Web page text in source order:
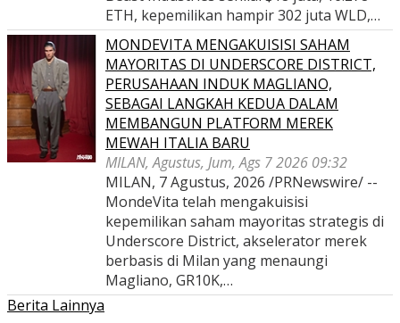
ETH, kepemilikan hampir 302 juta WLD,…
MONDEVITA MENGAKUISISI SAHAM
MAYORITAS DI UNDERSCORE DISTRICT,
PERUSAHAAN INDUK MAGLIANO,
SEBAGAI LANGKAH KEDUA DALAM
MEMBANGUN PLATFORM MEREK
MEWAH ITALIA BARU
MILAN, Agustus, Jum, Ags 7 2026 09:32
MILAN, 7 Agustus, 2026 /PRNewswire/ --
MondeVita telah mengakuisisi
kepemilikan saham mayoritas strategis di
Underscore District, akselerator merek
berbasis di Milan yang menaungi
Magliano, GR10K,…
Berita Lainnya